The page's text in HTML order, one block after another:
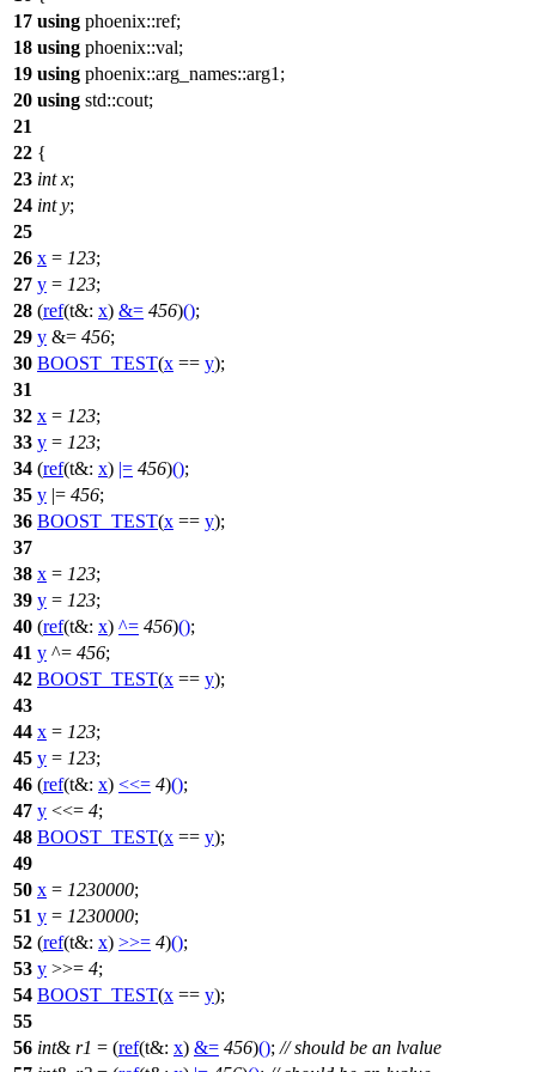
17 using phoenix::ref;
18 using phoenix::val;
19 using phoenix::arg_names::arg1;
20 using std::cout;
21
22 {
23 int x;
24 int y;
25
26 x = 123;
27 y = 123;
28 (ref(t&: x) &= 456)();
29 y &= 456;
30 BOOST_TEST(x == y);
31
32 x = 123;
33 y = 123;
34 (ref(t&: x) |= 456)();
35 y |= 456;
36 BOOST_TEST(x == y);
37
38 x = 123;
39 y = 123;
40 (ref(t&: x) ^= 456)();
41 y ^= 456;
42 BOOST_TEST(x == y);
43
44 x = 123;
45 y = 123;
46 (ref(t&: x) <<= 4)();
47 y <<= 4;
48 BOOST_TEST(x == y);
49
50 x = 1230000;
51 y = 1230000;
52 (ref(t&: x) >>= 4)();
53 y >>= 4;
54 BOOST_TEST(x == y);
55
56 int& r1 = (ref(t&: x) &= 456)(); // should be an lvalue